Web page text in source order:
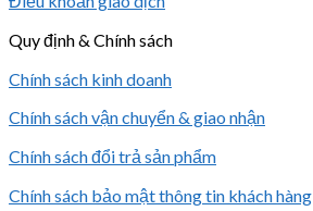
Quy định & Chính sách
Chính sách kinh doanh
Chính sách vận chuyển & giao nhận
Chính sách đổi trả sản phẩm
Chính sách bảo mật thông tin khách hàng